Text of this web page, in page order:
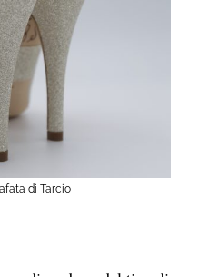
di Tarcio